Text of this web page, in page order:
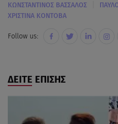
ΚΩΝΣΤΑΝΤΙΝΟΣ ΒΑΣΣΑΛΟΣ
ΧΡΙΣΤΙΝΑ ΚΟΝΤΟΒΑ
Follow us:
ΔΕΙΤΕ ΕΠΙΣΗΣ